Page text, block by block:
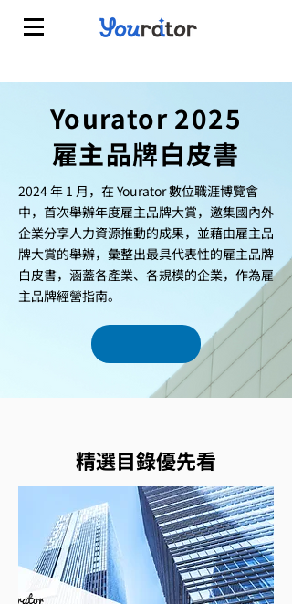
Yourator 2025
​雇主品牌白皮書
2024 年 1 月，在 Yourator 數位職涯博覽會
中，首次舉辦年度雇主品牌大賞，邀集國內外
企業分享人力資源推動的成果，並藉由雇主品
牌大賞的舉辦，彙整出最具代表性的雇主品牌
白皮書，涵蓋各產業、各規模的企業，作為雇
主品牌經營指南。
​精選目錄優先看